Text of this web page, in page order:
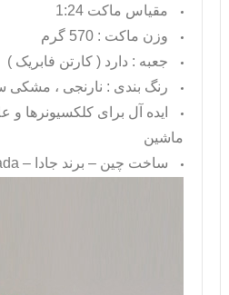
مقیاس ماکت 1:24
وزن ماکت : 570 گرم
جعبه : دارد ( کارتن فابریک )
رنگ بندی : نارنجی ، مشکی
ایده آل برای کلکسیونرها و
ماشین
ساخت چین – برند جادا –